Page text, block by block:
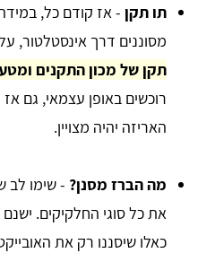
תו תקן - אז קודם כל,
מסוננים דרך אינסטלטור,
תקן של מכון התקנים
רוכשים באופן עצמאי, גם
האריזה יהיה מצויין.
מה הברז מסנן? - שימו לב
את כל סוגי החלקיקים.
כאלו שיסננו רק את